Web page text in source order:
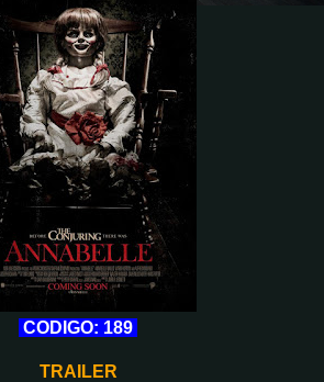
CODIGO: 189
TRAILER